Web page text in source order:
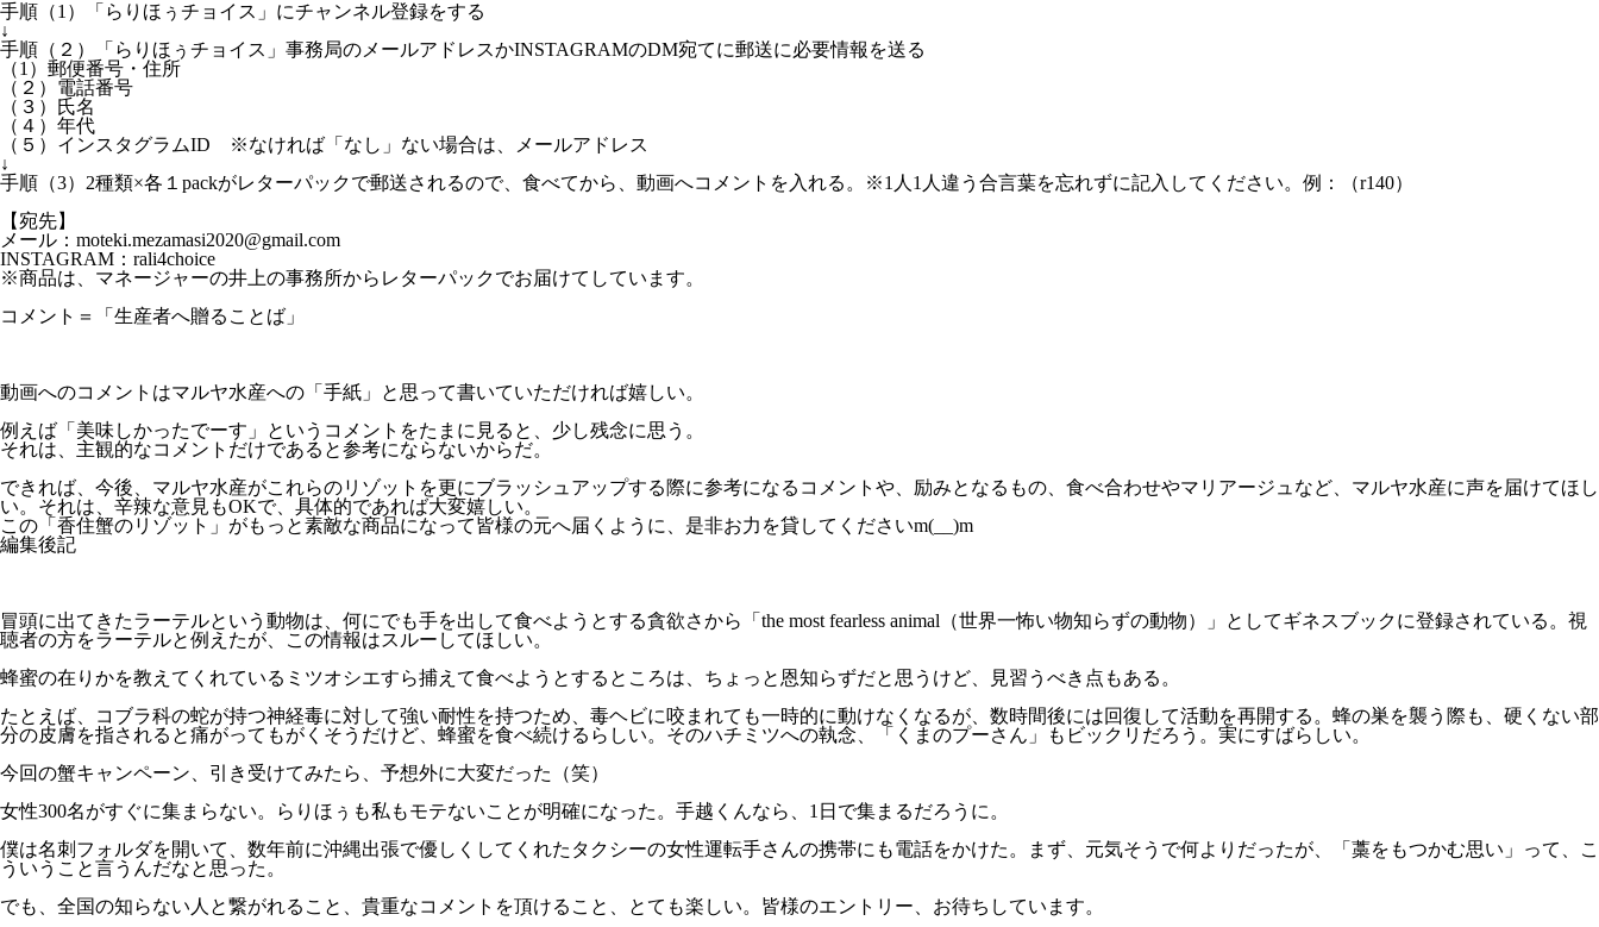
手順（1）「らりほぅチョイス」にチャンネル登録をする
↓
手順（２）「らりほぅチョイス」事務局のメールアドレスかINSTAGRAMのDM宛てに郵送に必要情報を送る
（1）郵便番号・住所
（２）電話番号
（３）氏名
（４）年代
（５）インスタグラムID ※なければ「なし」ない場合は、メールアドレス
↓
手順（3）2種類×各１packがレターパックで郵送されるので、食べてから、動画へコメントを入れる。※1人1人違う合言葉を忘れずに記入してください。例：（r140）
【宛先】
メール：moteki.mezamasi2020@gmail.com
INSTAGRAM：rali4choice
※商品は、マネージャーの井上の事務所からレターパックでお届けてしています。
コメント＝「生産者へ贈ることば」
動画へのコメントはマルヤ水産への「手紙」と思って書いていただければ嬉しい。
例えば「美味しかったでーす」というコメントをたまに見ると、少し残念に思う。
それは、主観的なコメントだけであると参考にならないからだ。
できれば、今後、マルヤ水産がこれらのリゾットを更にブラッシュアップする際に参考になるコメントや、励みとなるもの、食べ合わせやマリアージュなど、マルヤ水産に声を届けてほし
い。それは、辛辣な意見もOKで、具体的であれば大変嬉しい。
この「香住蟹のリゾット」がもっと素敵な商品になって皆様の元へ届くように、是非お力を貸してくださいm(__)m
編集後記
冒頭に出てきたラーテルという動物は、何にでも手を出して食べようとする貪欲さから「the most fearless animal（世界一怖い物知らずの動物）」としてギネスブックに登録されている。視
聴者の方をラーテルと例えたが、この情報はスルーしてほしい。
蜂蜜の在りかを教えてくれているミツオシエすら捕えて食べようとするところは、ちょっと恩知らずだと思うけど、見習うべき点もある。
たとえば、コブラ科の蛇が持つ神経毒に対して強い耐性を持つため、毒ヘビに咬まれても一時的に動けなくなるが、数時間後には回復して活動を再開する。蜂の巣を襲う際も、硬くない部
分の皮膚を指されると痛がってもがくそうだけど、蜂蜜を食べ続けるらしい。そのハチミツへの執念、「くまのプーさん」もビックリだろう。実にすばらしい。
今回の蟹キャンペーン、引き受けてみたら、予想外に大変だった（笑）
女性300名がすぐに集まらない。らりほぅも私もモテないことが明確になった。手越くんなら、1日で集まるだろうに。
僕は名刺フォルダを開いて、数年前に沖縄出張で優しくしてくれたタクシーの女性運転手さんの携帯にも電話をかけた。まず、元気そうで何よりだったが、「藁をもつかむ思い」って、こ
ういうこと言うんだなと思った。
でも、全国の知らない人と繋がれること、貴重なコメントを頂けること、とても楽しい。皆様のエントリー、お待ちしています。